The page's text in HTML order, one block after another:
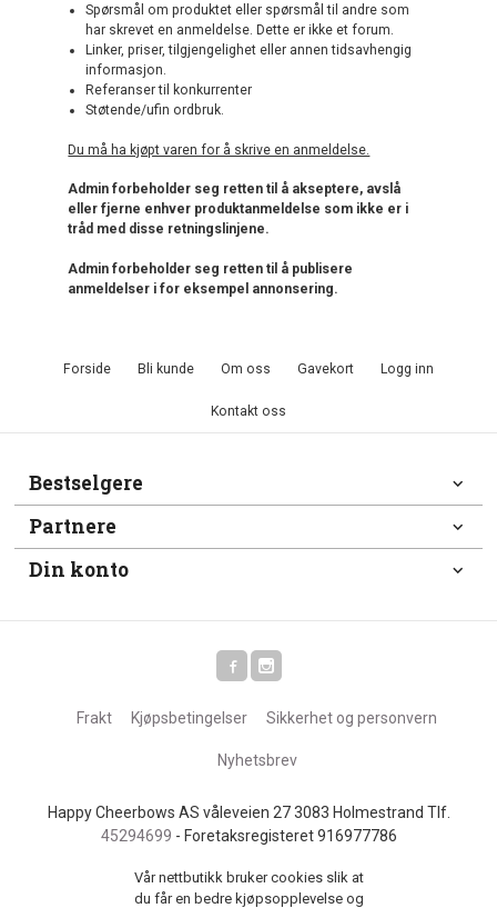
Spørsmål om produktet eller spørsmål til andre som
har skrevet en anmeldelse. Dette er ikke et forum.
Linker, priser, tilgjengelighet eller annen tidsavhengig
informasjon.
Referanser til konkurrenter
Støtende/ufin ordbruk.
Du må ha kjøpt varen for å skrive en anmeldelse.
Admin forbeholder seg retten til å akseptere, avslå
eller fjerne enhver produktanmeldelse som ikke er i
tråd med disse retningslinjene.
Admin forbeholder seg retten til å publisere
anmeldelser i for eksempel annonsering.
Forside Bli kunde Om oss Gavekort Logg inn
Kontakt oss
Bestselgere
Partnere
Din konto
Frakt Kjøpsbetingelser Sikkerhet og personvern
Nyhetsbrev
Happy Cheerbows AS våleveien 27 3083 Holmestrand Tlf.
45294699 - Foretaksregisteret 916977786
Vår nettbutikk bruker cookies slik at
du får en bedre kjøpsopplevelse og